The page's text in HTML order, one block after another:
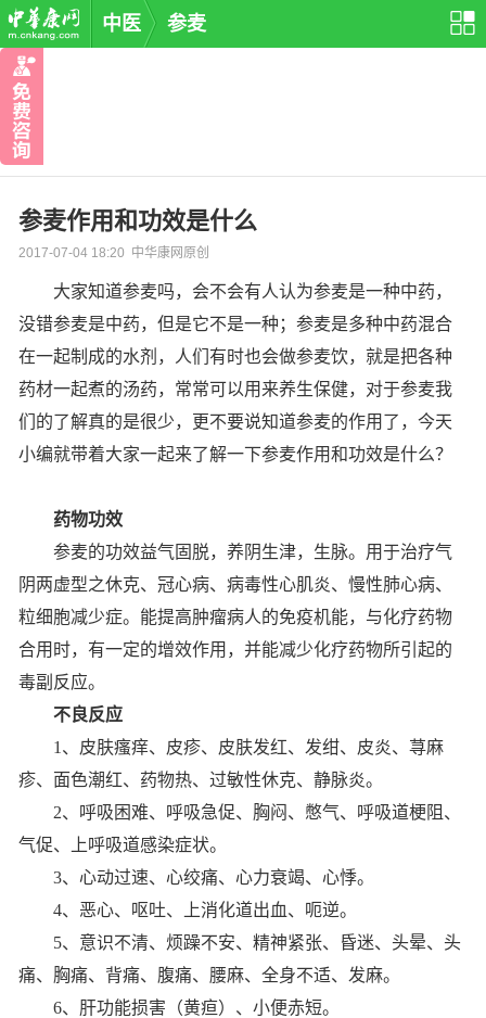
中医 参麦
参麦作用和功效是什么
2017-07-04 18:20 中华康网原创
大家知道参麦吗，会不会有人认为参麦是一种中药，
没错参麦是中药，但是它不是一种；参麦是多种中药混合
在一起制成的水剂，人们有时也会做参麦饮，就是把各种
药材一起煮的汤药，常常可以用来养生保健，对于参麦我
们的了解真的是很少，更不要说知道参麦的作用了，今天
小编就带着大家一起来了解一下参麦作用和功效是什么？
药物功效
参麦的功效益气固脱，养阴生津，生脉。用于治疗气
阴两虚型之休克、冠心病、病毒性心肌炎、慢性肺心病、
粒细胞减少症。能提高肿瘤病人的免疫机能，与化疗药物
合用时，有一定的增效作用，并能减少化疗药物所引起的
毒副反应。
不良反应
1、皮肤瘙痒、 皮疹、皮肤发红、发绀、皮炎、荨麻
疹、面色潮红、药物热、过敏性休克、静脉炎。
2、呼吸困难、呼吸急促、胸闷、憋气、呼吸道梗阻、
气促、上呼吸道感染症状。
3、心动过速、心绞痛、心力衰竭、心悸。
4、恶心、呕吐、上消化道出血、呃逆。
5、意识不清、烦躁不安、精神紧张、昏迷、头晕、头
痛、胸痛、背痛、腹痛、腰麻、全身不适、发麻。
6、肝功能损害（黄疸）、小便赤短。